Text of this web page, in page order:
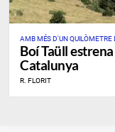
AMB MÉS D'UN QUILÒMETRE
Boí Taüll
Catalunya
R. FLORIT